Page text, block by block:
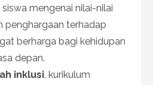
mengenai nilai-nilai
penghargaan terhadap
berharga bagi kehidupan
depan.
inklusi, kurikulum